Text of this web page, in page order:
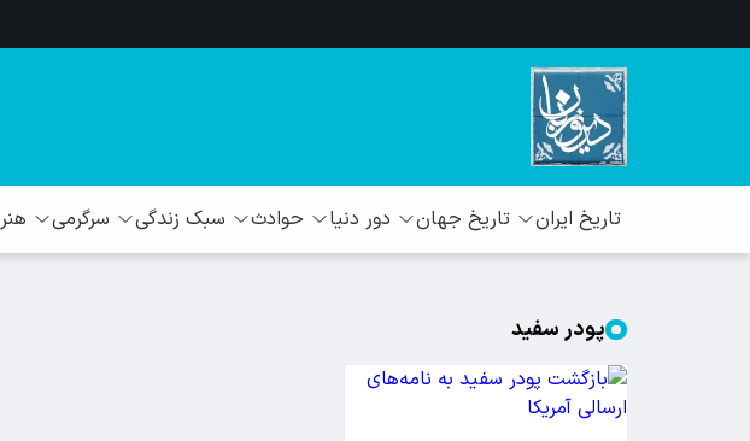
تاریخ ایران تاریخ جهان دور دنیا حوادث سبک زندگی سرگرمی هنر
پودر سفید